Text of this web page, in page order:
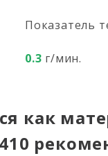
Показатель
0.3 г/мин.
как